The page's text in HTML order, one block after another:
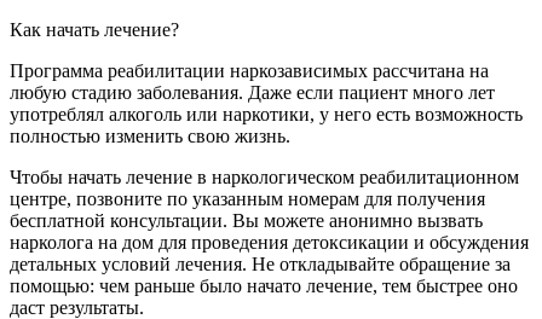
Как начать лечение?
Программа реабилитации наркозависимых рассчитана на
любую стадию заболевания. Даже если пациент много лет
употреблял алкоголь или наркотики, у него есть возможность
полностью изменить свою жизнь.
Чтобы начать лечение в наркологическом реабилитационном
центре, позвоните по указанным номерам для получения
бесплатной консультации. Вы можете анонимно вызвать
нарколога на дом для проведения детоксикации и обсуждения
детальных условий лечения. Не откладывайте обращение за
помощью: чем раньше было начато лечение, тем быстрее оно
даст результаты.